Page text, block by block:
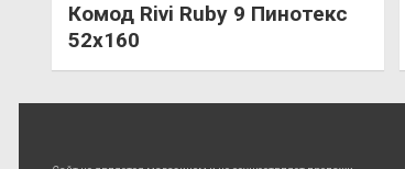
Комод Rivi Ruby 9 Пинотекс
52х160